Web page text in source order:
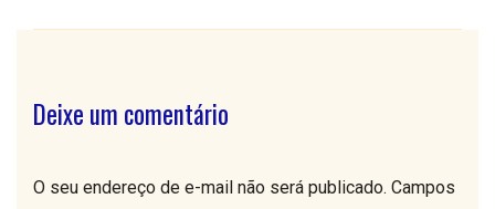
Deixe um comentário
O seu endereço de e-mail não será publicado. Campos